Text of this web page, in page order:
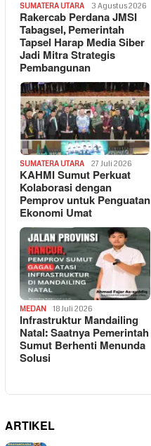
SUMATERA UTARA 3 Agustus 2026
Rakercab Perdana JMSI
Tabagsel, Pemerintah
Tapsel Harap Media Siber
Jadi Mitra Strategis
Pembangunan
SUMATERA UTARA 27 Juli 2026
KAHMI Sumut Perkuat
Kolaborasi dengan
Pemprov untuk Penguatan
Ekonomi Umat
MEDAN 18 Juli 2026
Infrastruktur Mandailing
Natal: Saatnya Pemerintah
Sumut Berhenti Menunda
Solusi
ARTIKEL